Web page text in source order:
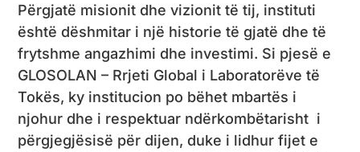
Përgjatë misionit dhe vizionit të tij, instituti
është dëshmitar i një historie të gjatë dhe të
frytshme angazhimi dhe investimi. Si pjesë e
GLOSOLAN – Rrjeti Global i Laboratorëve të
Tokës, ky institucion po bëhet mbartës i
njohur dhe i respektuar ndërkombëtarisht i
përgjegjësisë për dijen, duke i lidhur fijet e